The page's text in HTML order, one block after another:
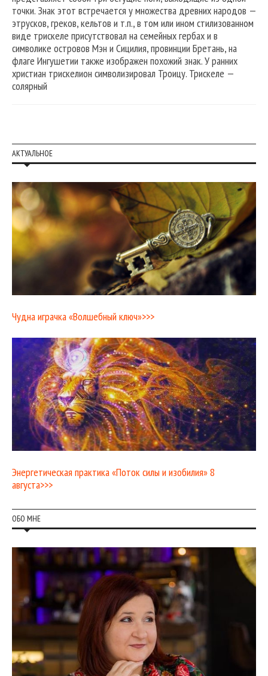
точки. Знак этот встречается у множества древних народов —
этрусков, греков, кельтов и т.п., в том или ином стилизованном
виде трискеле присутствовал на семейных гербах и в
символике островов Мэн и Сицилия, провинции Бретань, на
флаге Ингушетии также изображен похожий знак. У ранних
христиан трискелион символизировал Троицу. Трискеле —
солярный
АКТУАЛЬНОЕ
Чудна играчка «Волшебный ключ»>>>
Энергетическая практика «Поток силы и изобилия» 8
августа>>>
ОБО МНЕ